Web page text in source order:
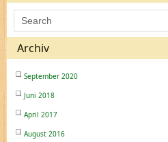
Archiv
September 2020
Juni 2018
April 2017
August 2016